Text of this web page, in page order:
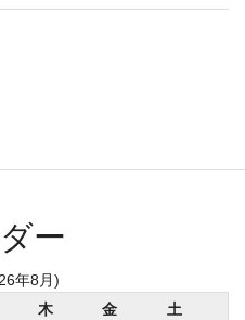
ー
年8月)
木 金
土